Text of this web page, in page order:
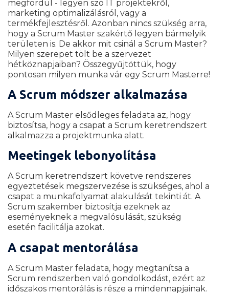
megfordul - legyen szó IT projektekről,
marketing optimalizálásról, vagy a
termékfejlesztésről. Azonban nincs szükség arra,
hogy a Scrum Master szakértő legyen bármelyik
területen is. De akkor mit csinál a Scrum Master?
Milyen szerepet tölt be a szervezet
hétköznapjaiban? Összegyűjtöttük, hogy
pontosan milyen munka vár egy Scrum Masterre!
A Scrum módszer alkalmazása
A Scrum Master elsődleges feladata az, hogy
biztosítsa, hogy a csapat a Scrum keretrendszert
alkalmazza a projektmunka alatt.
Meetingek lebonyolítása
A Scrum keretrendszert követve rendszeres
egyeztetések megszervezése is szükséges, ahol a
csapat a munkafolyamat alakulását tekinti át. A
Scrum szakember biztosítja ezeknek az
eseményeknek a megvalósulását, szükség
esetén facilitálja azokat.
A csapat mentorálása
A Scrum Master feladata, hogy megtanítsa a
Scrum rendszerben való gondolkodást, ezért az
időszakos mentorálás is része a mindennapjainak.